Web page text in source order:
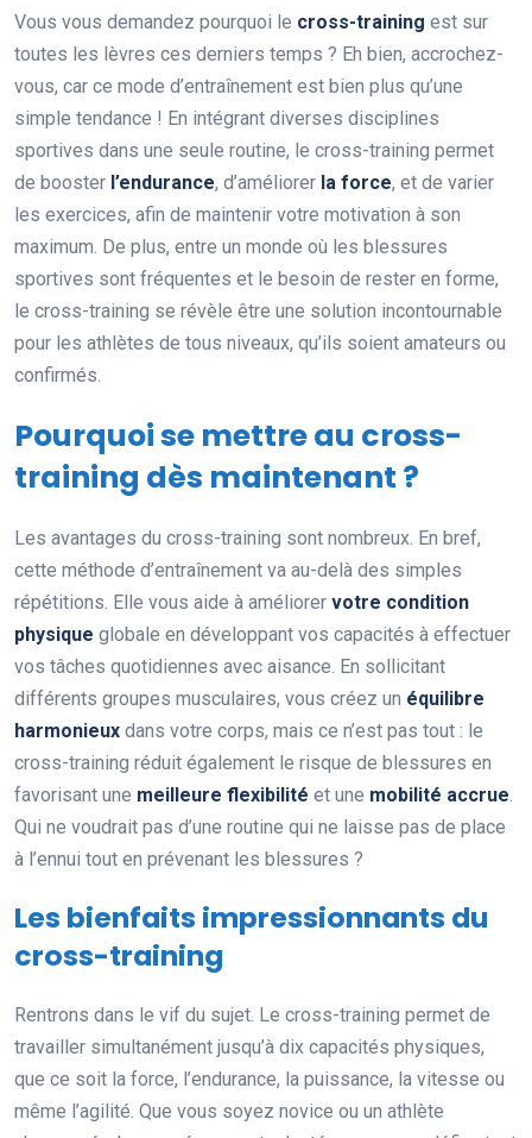
Vous vous demandez pourquoi le cross-training est sur
toutes les lèvres ces derniers temps ? Eh bien, accrochez-
vous, car ce mode d’entraînement est bien plus qu’une
simple tendance ! En intégrant diverses disciplines
sportives dans une seule routine, le cross-training permet
de booster l’endurance, d’améliorer la force, et de varier
les exercices, afin de maintenir votre motivation à son
maximum. De plus, entre un monde où les blessures
sportives sont fréquentes et le besoin de rester en forme,
le cross-training se révèle être une solution incontournable
pour les athlètes de tous niveaux, qu’ils soient amateurs ou
confirmés.
Pourquoi se mettre au cross-
training dès maintenant ?
Les avantages du cross-training sont nombreux. En bref,
cette méthode d’entraînement va au-delà des simples
répétitions. Elle vous aide à améliorer votre condition
physique globale en développant vos capacités à effectuer
vos tâches quotidiennes avec aisance. En sollicitant
différents groupes musculaires, vous créez un équilibre
harmonieux dans votre corps, mais ce n’est pas tout : le
cross-training réduit également le risque de blessures en
favorisant une meilleure flexibilité et une mobilité accrue.
Qui ne voudrait pas d’une routine qui ne laisse pas de place
à l’ennui tout en prévenant les blessures ?
Les bienfaits impressionnants du
cross-training
Rentrons dans le vif du sujet. Le cross-training permet de
travailler simultanément jusqu’à dix capacités physiques,
que ce soit la force, l’endurance, la puissance, la vitesse ou
même l’agilité. Que vous soyez novice ou un athlète